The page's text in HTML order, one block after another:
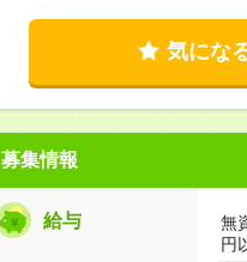
気にな
募集情報
給与
無
円